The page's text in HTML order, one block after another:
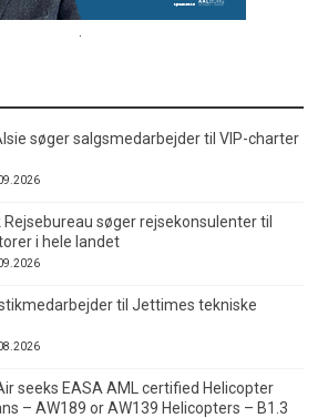
søger salgsmedarbejder til VIP-charter
Rejsebureau søger rejsekonsulenter til
i hele landet
til Jettimes tekniske
seeks EASA AML certified Helicopter
– AW189 or AW139 Helicopters – B1.3